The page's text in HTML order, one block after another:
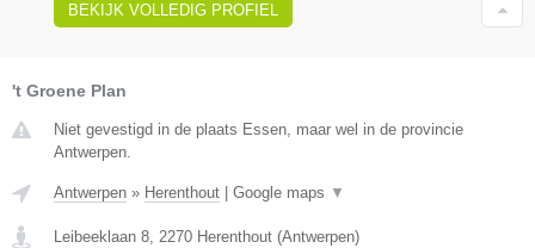
BEKIJK VOLLEDIG PROFIEL
't Groene Plan
Niet gevestigd in de plaats Essen, maar wel in de provincie
Antwerpen.
Antwerpen » Herenthout Google maps ▼
Leibeeklaan 8, 2270 Herenthout (Antwerpen)